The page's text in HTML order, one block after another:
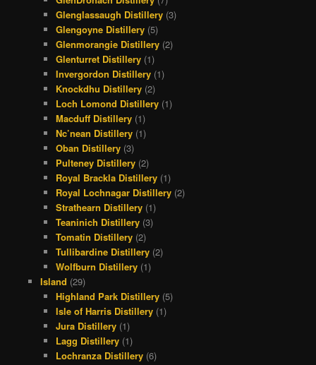
Glenglassaugh Distillery (3)
Glengoyne Distillery (5)
Glenmorangie Distillery (2)
Glenturret Distillery (1)
Invergordon Distillery (1)
Knockdhu Distillery (2)
Loch Lomond Distillery (1)
Macduff Distillery (1)
Nc’nean Distillery (1)
Oban Distillery (3)
Pulteney Distillery (2)
Royal Brackla Distillery (1)
Royal Lochnagar Distillery (2)
Strathearn Distillery (1)
Teaninich Distillery (3)
Tomatin Distillery (2)
Tullibardine Distillery (2)
Wolfburn Distillery (1)
Island (29)
Highland Park Distillery (5)
Isle of Harris Distillery (1)
Jura Distillery (1)
Lagg Distillery (1)
Lochranza Distillery (6)